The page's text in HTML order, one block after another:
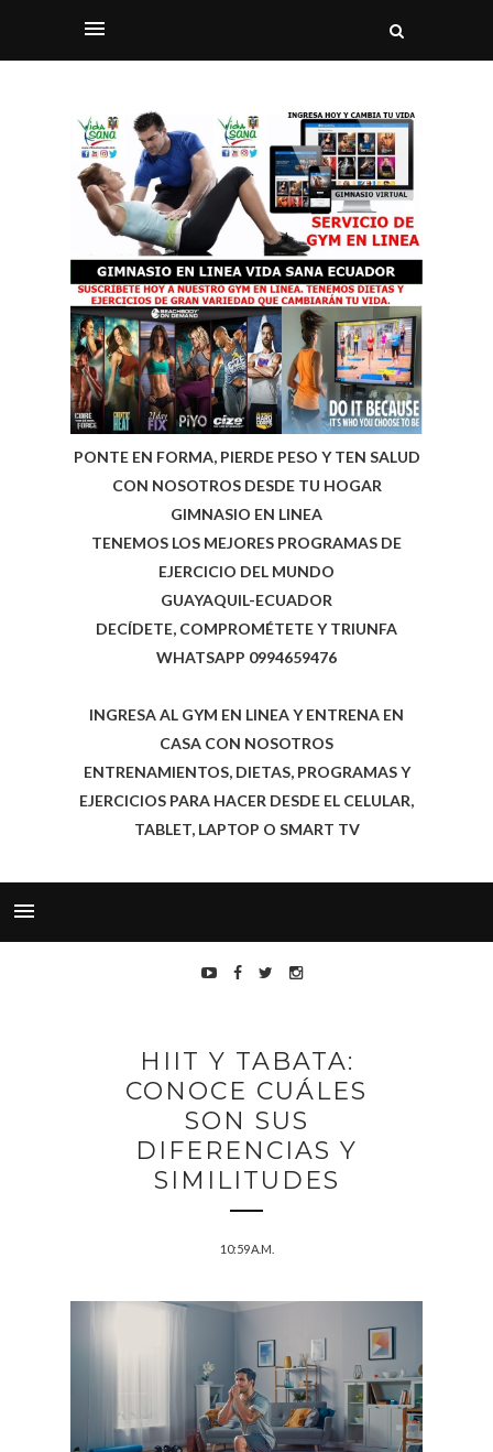
PONTE EN FORMA, PIERDE PESO Y TEN SALUD
CON NOSOTROS DESDE TU HOGAR
GIMNASIO EN LINEA
TENEMOS LOS MEJORES PROGRAMAS DE
EJERCICIO DEL MUNDO
GUAYAQUIL-ECUADOR
DECÍDETE, COMPROMÉTETE Y TRIUNFA
WHATSAPP 0994659476
INGRESA AL GYM EN LINEA Y ENTRENA EN
CASA CON NOSOTROS
ENTRENAMIENTOS, DIETAS, PROGRAMAS Y
EJERCICIOS PARA HACER DESDE EL CELULAR,
TABLET, LAPTOP O SMART TV
HIIT Y TABATA:
CONOCE CUÁLES
SON SUS
DIFERENCIAS Y
SIMILITUDES
10:59 A.M.